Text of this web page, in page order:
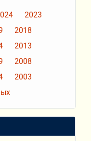
2023
2018
2013
2008
2003